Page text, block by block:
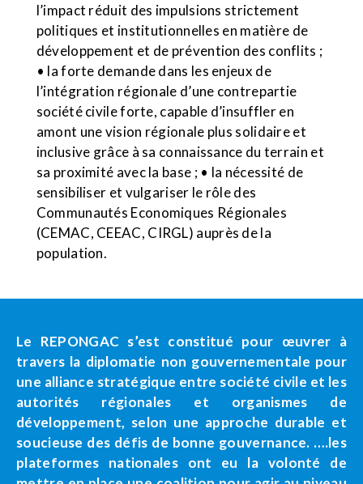
l’impact réduit des impulsions strictement
politiques et institutionnelles en matière de
développement et de prévention des conflits ;
• la forte demande dans les enjeux de
l’intégration régionale d’une contrepartie
société civile forte, capable d’insuffler en
amont une vision régionale plus solidaire et
inclusive grâce à sa connaissance du terrain et
sa proximité avec la base ; • la nécessité de
sensibiliser et vulgariser le rôle des
Communautés Economiques Régionales
(CEMAC, CEEAC, CIRGL) auprès de la
population.
Le REPONGAC s’est constitué pour œuvrer à
travers la diplomatie non gouvernementale pour
une alliance stratégique entre société civile et les
autorités régionales et organismes de
développement, selon une approche durable et
soucieuse des défis de bonne gouvernance. ….les
plateformes nationales ont eu la volonté de